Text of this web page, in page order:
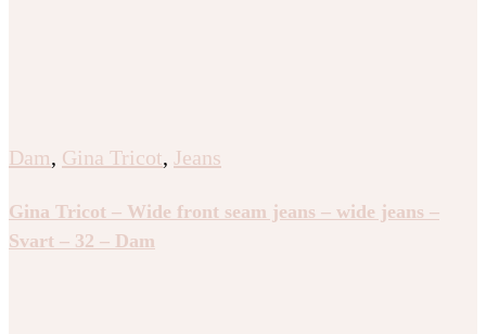
Dam, Gina Tricot, Jeans
Gina Tricot – Wide front seam jeans – wide jeans –
Svart – 32 – Dam